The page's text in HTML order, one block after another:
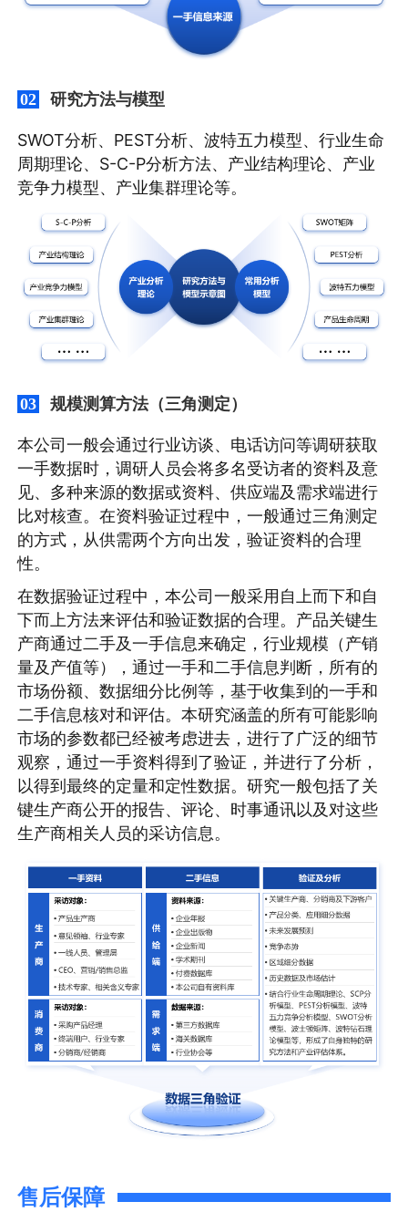
02 研究方法与模型
SWOT分析、PEST分析、波特五力模型、行业生命
周期理论、S-C-P分析方法、产业结构理论、产业
竞争力模型、产业集群理论等。
03 规模测算方法（三角测定）
本公司一般会通过行业访谈、电话访问等调研获取
一手数据时，调研人员会将多名受访者的资料及意
见、多种来源的数据或资料、供应端及需求端进行
比对核查。在资料验证过程中，一般通过三角测定
的方式，从供需两个方向出发，验证资料的合理
性。
在数据验证过程中，本公司一般采用自上而下和自
下而上方法来评估和验证数据的合理。产品关键生
产商通过二手及一手信息来确定，行业规模（产销
量及产值等），通过一手和二手信息判断，所有的
市场份额、数据细分比例等，基于收集到的一手和
二手信息核对和评估。本研究涵盖的所有可能影响
市场的参数都已经被考虑进去，进行了广泛的细节
观察，通过一手资料得到了验证，并进行了分析，
以得到最终的定量和定性数据。研究一般包括了关
键生产商公开的报告、评论、时事通讯以及对这些
生产商相关人员的采访信息。
售后保障